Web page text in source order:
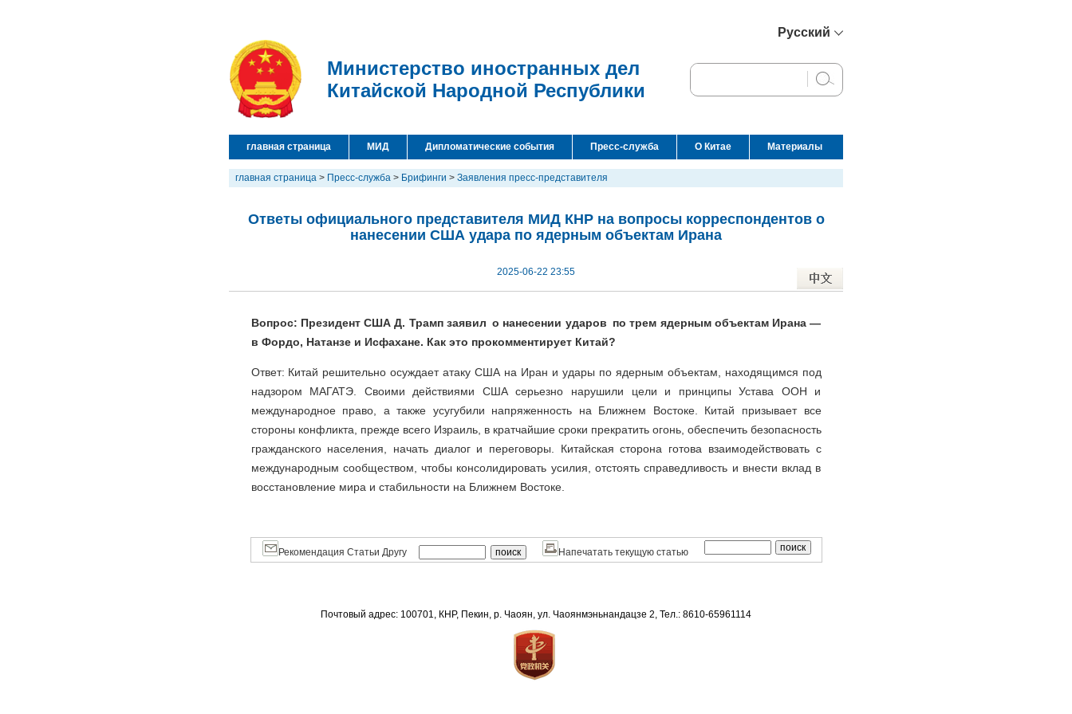
Русский
English
Español
عربي
Министерство иностранных дел
Китайской Народной Республики
главная страница МИД Дипломатические события Пресс-служба О Китае Материалы
главная страница > Пресс-служба > Брифинги > Заявления пресс-представителя
Ответы официального представителя МИД КНР на вопросы корреспондентов о
нанесении США удара по ядерным объектам Ирана
2025-06-22 23:55
Вопрос: Президент США Д. Трамп заявил о нанесении ударов по трем ядерным объектам Ирана —
в Фордо, Натанзе и Исфахане. Как это прокомментирует Китай?
Ответ: Китай решительно осуждает атаку США на Иран и удары по ядерным объектам, находящимся под
надзором МАГАТЭ. Своими действиями США серьезно нарушили цели и принципы Устава ООН и
международное право, а также усугубили напряженность на Ближнем Востоке. Китай призывает все
стороны конфликта, прежде всего Израиль, в кратчайшие сроки прекратить огонь, обеспечить безопасность
гражданского населения, начать диалог и переговоры. Китайская сторона готова взаимодействовать с
международным сообществом, чтобы консолидировать усилия, отстоять справедливость и внести вклад в
восстановление мира и стабильности на Ближнем Востоке.
Рекомендация Статьи Другу Напечатать текущую статью
Почтовый адрес: 100701, КНР, Пекин, р. Чаоян, ул. Чаоянмэньнандацзе 2, Тел.: 8610-65961114